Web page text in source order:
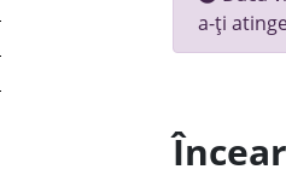
a-ți